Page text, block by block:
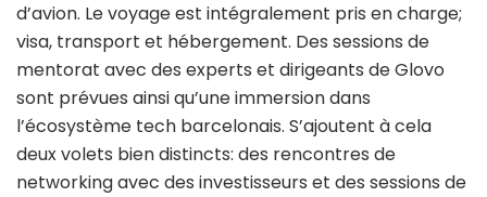
d’avion. Le voyage est intégralement pris en charge;
visa, transport et hébergement. Des sessions de
mentorat avec des experts et dirigeants de Glovo
sont prévues ainsi qu’une immersion dans
l’écosystème tech barcelonais. S’ajoutent à cela
deux volets bien distincts: des rencontres de
networking avec des investisseurs et des sessions de